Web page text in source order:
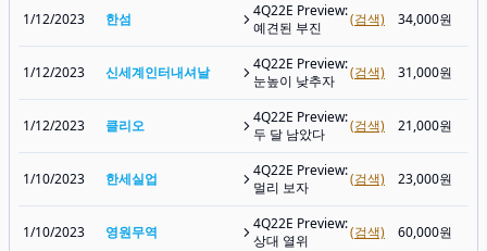
1/12/2023 한섬
4Q22E Preview:
예견된 부진
(검색) 34,000원
1/12/2023 신세계인터내셔날
4Q22E Preview:
눈높이 낮추자
(검색) 31,000원
1/12/2023 클리오
4Q22E Preview:
두 달 남았다
(검색) 21,000원
1/10/2023 한세실업
4Q22E Preview:
멀리 보자
(검색) 23,000원
1/10/2023 영원무역
4Q22E Preview:
상대 열위
(검색) 60,000원